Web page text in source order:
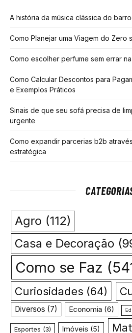
A história da música clássica do
Como Planejar uma Viagem do Zero
Como escolher perfume sem errar
Como Calcular Descontos para
e Exemplos Práticos
Sinais de que seu sofá precisa de
urgente
Como expandir parcerias b2b
estratégica
Agro (112)
Casa e Decoração
Como se Faz
Curiosidades (64)
Diversos (7) Economia (6)
Esportes (3) Imóveis (5)